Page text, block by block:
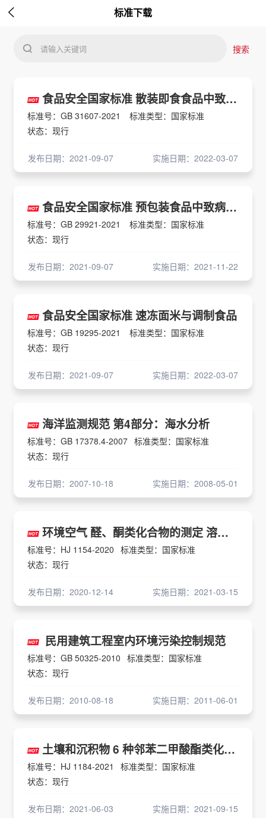
 标准下载
请输入关键词 搜索
食品安全国家标准 散装即食食品中致病菌限量
标准号：GB 31607-2021
标准类型：国家标准
状态：现行
发布日期：2021-09-07 实施日期：2022-03-07
食品安全国家标准 预包装食品中致病菌限量
标准号：GB 29921-2021
标准类型：国家标准
状态：现行
发布日期：2021-09-07 实施日期：2021-11-22
食品安全国家标准 速冻面米与调制食品
标准号：GB 19295-2021
标准类型：国家标准
状态：现行
发布日期：2021-09-07 实施日期：2022-03-07
海洋监测规范 第4部分：海水分析
标准号：GB 17378.4-2007 标准类型：国家标准
状态：现行
发布日期：2007-10-18 实施日期：2008-05-01
环境空气 醛、酮类化合物的测定 溶液吸收-高效液相色谱法
标准号：HJ 1154-2020 标准类型：国家标准
状态：现行
发布日期：2020-12-14 实施日期：2021-03-15
民用建筑工程室内环境污染控制规范
标准号：GB 50325-2010 标准类型：国家标准
状态：现行
发布日期：2010-08-18 实施日期：2011-06-01
土壤和沉积物 6 种邻苯二甲酸酯类化合物的测定 气相色谱-质谱法
标准号：HJ 1184-2021
标准类型：国家标准
状态：现行
发布日期：2021-06-03 实施日期：2021-09-15